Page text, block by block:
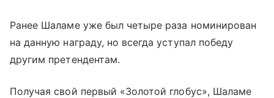
Ранее Шаламе уже был четыре раза номинирован
на данную награду, но всегда уступал победу
другим претендентам.
Получая свой первый «Золотой глобус», Шаламе